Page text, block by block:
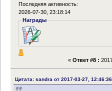
Последняя активность:
2026-07-30, 23:18:14
Награды
« Ответ #8 :
Цитата: sandra от 2017-03-27, 12:46:36